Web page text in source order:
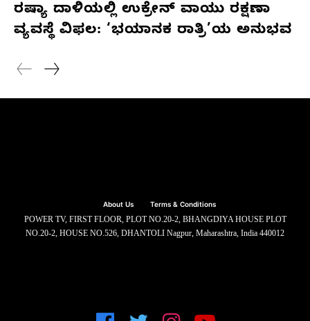
ರಷ್ಯಾ ದಾಳಿಯಲ್ಲಿ ಉಕ್ರೇನ್ ವಾಯು ರಕ್ಷಣಾ
ವ್ಯವಸ್ಥೆ ವಿಫಲ: ‘ಭಯಾನಕ ರಾತ್ರಿ’ಯ ಅನುಭವ
About Us Terms & Conditions
POWER TV, FIRST FLOOR, PLOT NO.20-2, BHANGDIYA HOUSE PLOT
NO.20-2, HOUSE NO.526, DHANTOLI Nagpur, Maharashtra, India 440012